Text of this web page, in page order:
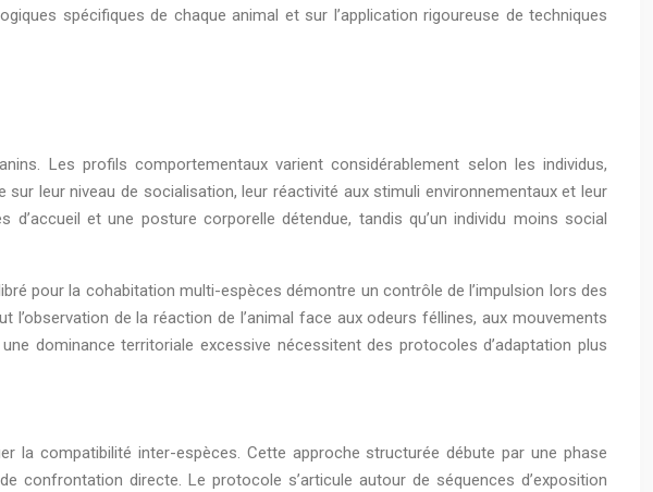
spécifiques de chaque animal et sur l’application rigoureuse de techniques
Les profils comportementaux varient considérablement selon les individus,
leur niveau de socialisation, leur réactivité aux stimuli environnementaux et leur
et une posture corporelle détendue, tandis qu’un individu moins social
pour la cohabitation multi-espèces démontre un contrôle de l’impulsion lors des
l’observation de la réaction de l’animal face aux odeurs féllines, aux mouvements
dominance territoriale excessive nécessitent des protocoles d’adaptation plus
la compatibilité inter-espèces. Cette approche structurée débute par une phase
confrontation directe. Le protocole s’articule autour de séquences d’exposition